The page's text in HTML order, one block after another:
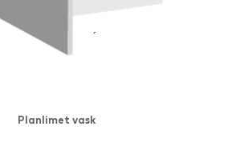
Planlimet vask